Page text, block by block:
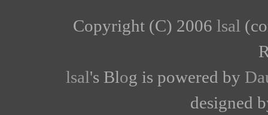
Copyright (C) 2006 lsal
lsal's Blog is powered by
designed